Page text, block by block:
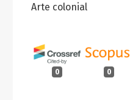
Arte colonial
0 0